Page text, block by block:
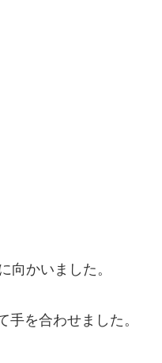
向かいました。
を合わせました。